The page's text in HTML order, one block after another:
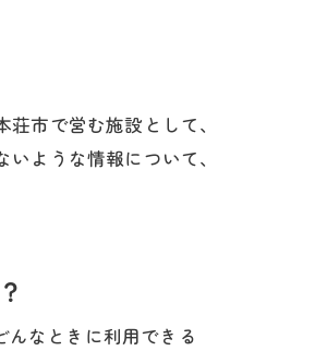
市で営む施設として、
ような情報について、
なときに利用できる